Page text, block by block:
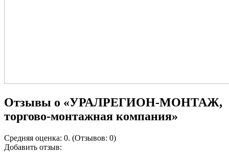
Отзывы о «УРАЛРЕГИОН-МОНТАЖ,
торгово-монтажная компания»
Средняя оценка: 0. (Отзывов: 0)
Добавить отзыв: